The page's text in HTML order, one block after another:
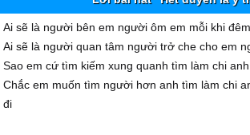
Ai sẽ là người bên em người ôm em mỗi khi
Ai sẽ là người quan tâm người trở che cho em
Sao em cứ tìm kiếm xung quanh tìm làm chi
Chắc em muốn tìm người hơn anh tìm làm chi
đi